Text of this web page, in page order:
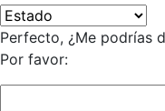
Perfecto, ¿Me podrías
Por favor: